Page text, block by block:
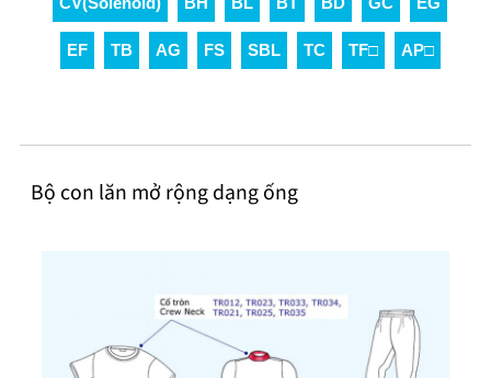
EF TB AG FS SBL TC TF□ AP□
Bộ con lăn mở rộng dạng ống